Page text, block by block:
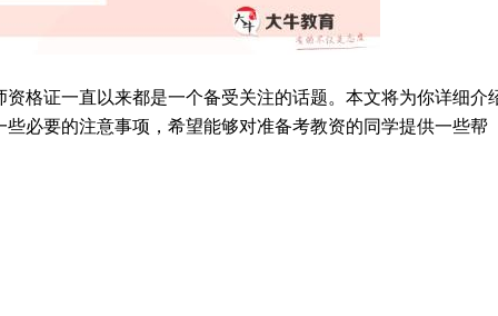
格证一直以来都是一个备受关注的话题。本文将为你详细介
必要的注意事项，希望能够对准备考教资的同学提供一些帮